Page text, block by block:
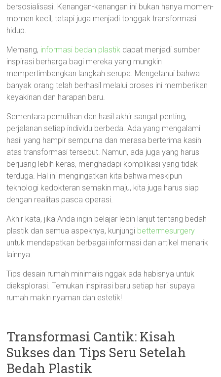
bersosialisasi. Kenangan-kenangan ini bukan hanya momen-
momen kecil, tetapi juga menjadi tonggak transformasi
hidup.
Memang, informasi bedah plastik dapat menjadi sumber
inspirasi berharga bagi mereka yang mungkin
mempertimbangkan langkah serupa. Mengetahui bahwa
banyak orang telah berhasil melalui proses ini memberikan
keyakinan dan harapan baru.
Sementara pemulihan dan hasil akhir sangat penting,
perjalanan setiap individu berbeda. Ada yang mengalami
hasil yang hampir sempurna dan merasa berterima kasih
atas transformasi tersebut. Namun, ada juga yang harus
berjuang lebih keras, menghadapi komplikasi yang tidak
terduga. Hal ini mengingatkan kita bahwa meskipun
teknologi kedokteran semakin maju, kita juga harus siap
dengan realitas pasca operasi.
Akhir kata, jika Anda ingin belajar lebih lanjut tentang bedah
plastik dan semua aspeknya, kunjungi bettermesurgery
untuk mendapatkan berbagai informasi dan artikel menarik
lainnya.
Tips desain rumah minimalis nggak ada habisnya untuk
dieksplorasi. Temukan inspirasi baru setiap hari supaya
rumah makin nyaman dan estetik!
Transformasi Cantik: Kisah
Sukses dan Tips Seru Setelah
Bedah Plastik